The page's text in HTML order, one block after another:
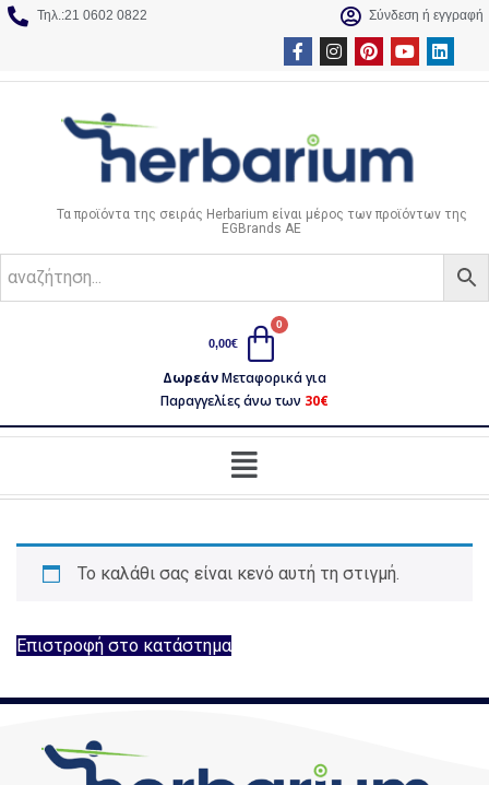
Τηλ.:21 0602 0822 Σύνδεση ή εγγραφή
Τα προϊόντα της σειράς Herbarium είναι μέρος των προϊόντων της
EGBrands AE
0,00€
ΔωρεάνΜεταφορικά για
Παραγγελίες άνω των 30€
Το καλάθι σας είναι κενό αυτή τη στιγμή.
Επιστροφή στο κατάστημα